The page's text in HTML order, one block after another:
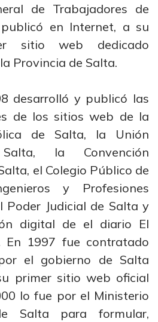
de Trabajadores de
en Internet, a su
sitio web dedicado
Provincia de Salta.
desarrolló y publicó las
de los sitios web de la
de Salta, la Unión
la Convención
el Colegio Público de
y Profesiones
Poder Judicial de Salta y
digital de el diario El
En 1997 fue contratado
el gobierno de Salta
primer sitio web oficial
lo fue por el Ministerio
Salta para formular,